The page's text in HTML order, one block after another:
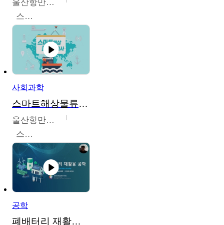
울산항만공사
스마트해상물류관리사 교육위원회
사회과학
스마트해상물류관리사 교육과정2
울산항만공사
스마트해상물류관리사 교육위원회
공학
폐배터리 재활용 공학